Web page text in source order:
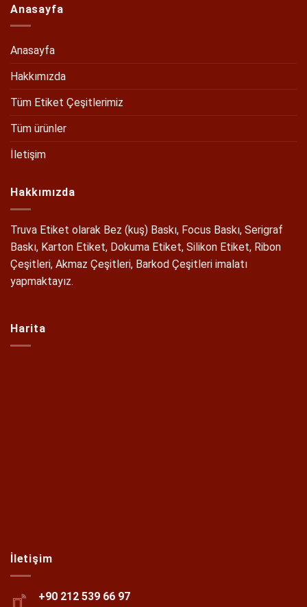
Anasayfa
Anasayfa
Hakkımızda
Tüm Etiket Çeşitlerimiz
Tüm ürünler
İletişim
Hakkımızda
Truva Etiket olarak Bez (kuş) Baskı, Focus Baskı, Serigraf
Baskı, Karton Etiket, Dokuma Etiket, Silikon Etiket, Ribon
Çeşitleri, Akmaz Çeşitleri, Barkod Çeşitleri imalatı
yapmaktayız.
Harita
İletişim
+90 212 539 66 97